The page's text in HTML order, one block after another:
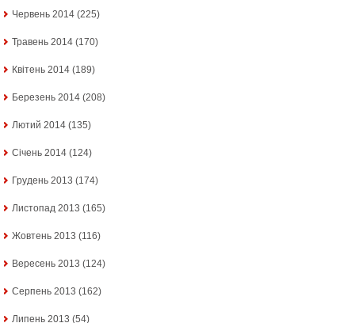
Червень 2014 (225)
Травень 2014 (170)
Квітень 2014 (189)
Березень 2014 (208)
Лютий 2014 (135)
Січень 2014 (124)
Грудень 2013 (174)
Листопад 2013 (165)
Жовтень 2013 (116)
Вересень 2013 (124)
Серпень 2013 (162)
Липень 2013 (54)